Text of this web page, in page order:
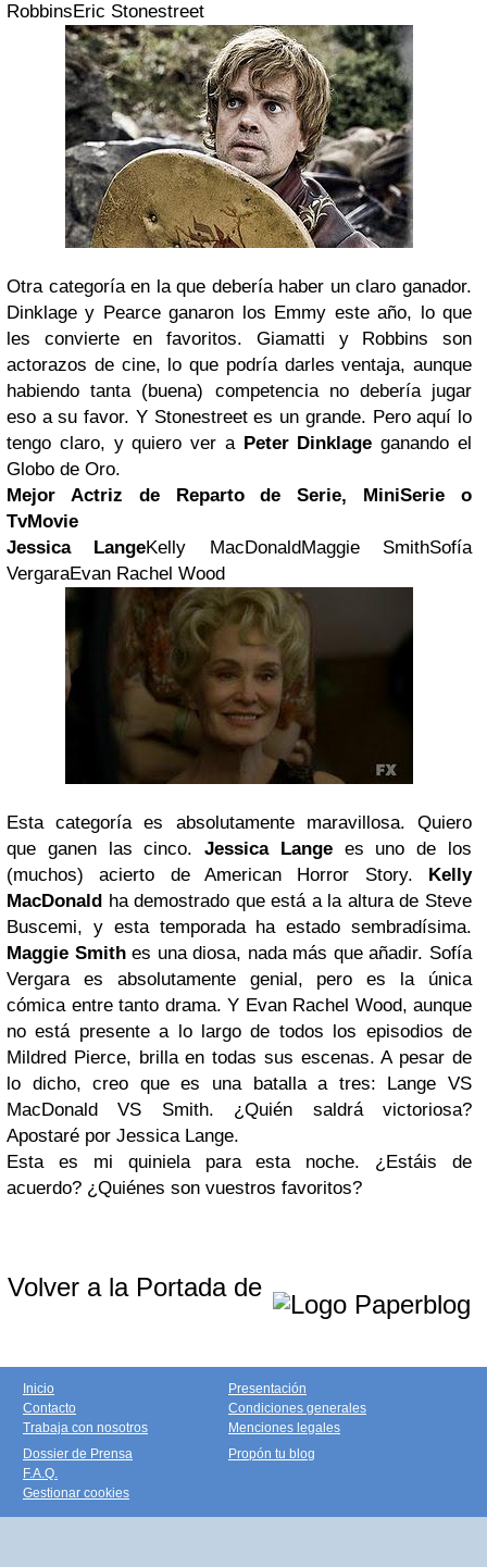
RobbinsEric Stonestreet
Otra categoría en la que debería haber un claro ganador.
Dinklage y Pearce ganaron los Emmy este año, lo que
les convierte en favoritos. Giamatti y Robbins son
actorazos de cine, lo que podría darles ventaja, aunque
habiendo tanta (buena) competencia no debería jugar
eso a su favor. Y Stonestreet es un grande. Pero aquí lo
tengo claro, y quiero ver a Peter Dinklage ganando el
Globo de Oro.
Mejor Actriz de Reparto de Serie, MiniSerie o
TvMovie
Jessica LangeKelly MacDonaldMaggie SmithSofía
VergaraEvan Rachel Wood
Esta categoría es absolutamente maravillosa. Quiero
que ganen las cinco.Jessica Langees uno de los
(muchos) acierto de American Horror Story. Kelly
MacDonald ha demostrado que está a la altura de Steve
Buscemi, y esta temporada ha estado sembradísima.
Maggie Smithes una diosa, nada más que añadir. Sofía
Vergara es absolutamente genial, pero es la única
cómica entre tanto drama. Y Evan Rachel Wood, aunque
no está presente a lo largo de todos los episodios de
Mildred Pierce, brilla en todas sus escenas. A pesar de
lo dicho, creo que es una batalla a tres: Lange VS
MacDonald VS Smith. ¿Quién saldrá victoriosa?
Apostaré por Jessica Lange.
Esta es mi quiniela para esta noche. ¿Estáis de
acuerdo? ¿Quiénes son vuestros favoritos?
Volver a la Portada de
Inicio
Contacto
Trabaja con nosotros
Presentación
Condiciones generales
Menciones legales
Dossier de Prensa
F.A.Q.
Gestionar cookies
Propón tu blog